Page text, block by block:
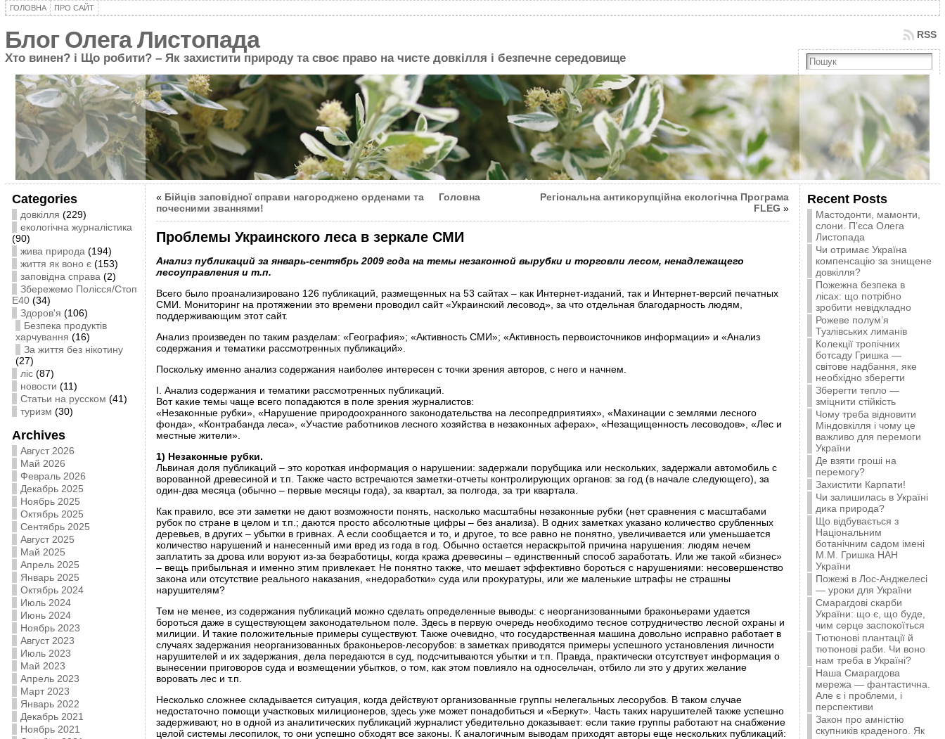
ГОЛОВНА ПРО САЙТ
Блог Олега Листопада
Хто винен? і Що робити? – Як захистити природу та своє право на чисте довкілля і безпечне середовище
RSS
Categories
довкілля (229)
екологічна журналістика
(90)
жива природа (194)
життя як воно є(153)
заповідна справа (2)
Збережемо Полісся/Стоп
Е40(34)
Здоров'я (106)
Безпека продуктів
харчування (16)
За життя без нікотину
(27)
ліс(87)
новости (11)
Статьи на русском (41)
туризм (30)
Archives
Август 2026
Май 2026
Февраль 2026
Декабрь 2025
Ноябрь 2025
Октябрь 2025
Сентябрь 2025
Август 2025
Май 2025
Апрель 2025
Январь 2025
Октябрь 2024
Июль 2024
Июнь 2024
Ноябрь 2023
Август 2023
Июль 2023
Май 2023
Апрель 2023
Март 2023
Январь 2022
Декабрь 2021
Ноябрь 2021
« Бійців заповідної справи нагороджено орденами та
почесними званнями!
Головна
Регіональна антикорупційна екологічна Програма
FLEG »
Проблемы Украинского леса в зеркале СМИ
Анализ публикаций за январь-сентябрь 2009 года на темы незаконной вырубки и торговли лесом, ненадлежащего
лесоуправления и т.п.
Всего было проанализировано 126 публикаций, размещенных на 53 сайтах – как Интернет-изданий, так и Интернет-версий печатных
СМИ. Мониторинг на протяжении это времени проводил сайт «Украинский лесовод», за что отдельная благодарность людям,
поддерживающим этот сайт.
Анализ произведен по таким разделам: «География»; «Активность СМИ»; «Активность первоисточников информации» и «Анализ
содержания и тематики рассмотренных публикаций».
Поскольку именно анализ содержания наиболее интересен с точки зрения авторов, с него и начнем.
I. Анализ содержания и тематики рассмотренных публикаций.
Вот какие темы чаще всего попадаются в поле зрения журналистов:
«Незаконные рубки», «Нарушение природоохранного законодательства на лесопредприятиях», «Махинации с землями лесного
фонда», «Контрабанда леса», «Участие работников лесного хозяйства в незаконных аферах», «Незащищенность лесоводов», «Лес и
местные жители».
1) Незаконные рубки.
Львиная доля публикаций – это короткая информация о нарушении: задержали порубщика или нескольких, задержали автомобиль с
ворованной древесиной и т.п. Также часто встречаются заметки-отчеты контролирующих органов: за год (в начале следующего), за
один-два месяца (обычно – первые месяцы года), за квартал, за полгода, за три квартала.
Как правило, все эти заметки не дают возможности понять, насколько масштабны незаконные рубки (нет сравнения с масштабами
рубок по стране в целом и т.п.; даются просто абсолютные цифры – без анализа). В одних заметках указано количество срубленных
деревьев, в других – убытки в гривнах. А если сообщается и то, и другое, то все равно не понятно, увеличивается или уменьшается
количество нарушений и нанесенный ими вред из года в год. Обычно остается нераскрытой причина нарушения: людям нечем
заплатить за дрова или воруют из-за безработицы, когда кража древесины – единственный способ заработать. Или же такой «бизнес»
– вещь прибыльная и именно этим привлекает. Не понятно также, что мешает эффективно бороться с нарушениями: несовершенство
закона или отсутствие реального наказания, «недоработки» суда или прокуратуры, или же маленькие штрафы не страшны
нарушителям?
Тем не менее, из содержания публикаций можно сделать определенные выводы: с неорганизованными браконьерами удается
бороться даже в существующем законодательном поле. Здесь в первую очередь необходимо тесное сотрудничество лесной охраны и
милиции. И такие положительные примеры существуют. Также очевидно, что государственная машина довольно исправно работает в
случаях задержания неорганизованных браконьеров-лесорубов: в заметках приводятся примеры успешного установления личности
нарушителей и их задержания, дела передаются в суд, подсчитываются убытки и т.п. Правда, практически отсутствует информация о
вынесении приговоров суда и возмещении убытков, о том, как этом повлияло на односельчан, отбило ли это у других желание
воровать лес и т.п.
Несколько сложнее складывается ситуация, когда действуют организованные группы нелегальных лесорубов. В таком случае
недостаточно помощи участковых милиционеров, здесь уже может понадобиться и «Беркут». Часть таких нарушителей также успешно
задерживают, но в одной из аналитических публикаций журналист убедительно доказывает: если такие группы работают на снабжение
целой системы лесопилок, то они успешно обходят все законы. К аналогичным выводам приходят авторы еще нескольких публикаций:
Recent Posts
Мастодонти, мамонти,
слони. П’єса Олега
Листопада
Чи отримає Україна
компенсацію за знищене
довкілля?
Пожежна безпека в
лісах: що потрібно
зробити невідкладно
Рожеве полум’я
Тузлівських лиманів
Колекції тропічних
ботсаду Гришка —
світове надбання, яке
необхідно зберегти
Зберегти тепло —
зміцнити стійкість
Чому треба відновити
Міндовкілля і чому це
важливо для перемоги
України
Де взяти гроші на
перемогу?
Захистити Карпати!
Чи залишилась в Україні
дика природа?
Що відбувається з
Національним
ботанічним садом імені
М.М. Гришка НАН
України
Пожежі в Лос-Анджелесі
— уроки для України
Смарагдові скарби
України: що є, що буде,
чим серце заспокоїться
Тютюнові плантації й
тютюнові раби. Чи воно
нам треба в Україні?
Наша Смарагдова
мережа — фантастична.
Але є і проблеми, і
перспективи
Закон про амністію
скупників краденого. Як